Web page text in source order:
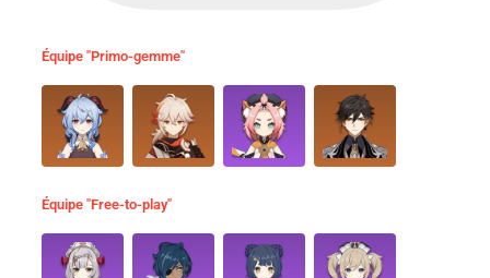
Équipe "Primo-gemme"
Équipe "Free-to-play"